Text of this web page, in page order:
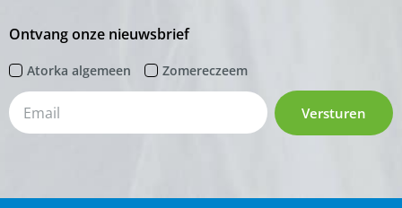
Ontvang onze nieuwsbrief
Atorka algemeen Zomereczeem
Versturen